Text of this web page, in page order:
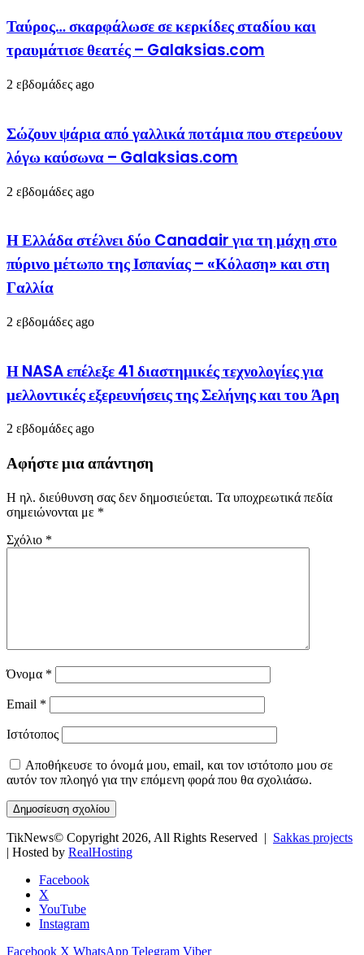
Ταύρος… σκαρφάλωσε σε κερκίδες σταδίου και
τραυμάτισε θεατές – Galaksias.com
2 εβδομάδες ago
Σώζουν ψάρια από γαλλικά ποτάμια που στερεύουν
λόγω καύσωνα – Galaksias.com
2 εβδομάδες ago
Η Ελλάδα στέλνει δύο Canadair για τη μάχη στο
πύρινο μέτωπο της Ισπανίας – «Κόλαση» και στη
Γαλλία
2 εβδομάδες ago
Η NASA επέλεξε 41 διαστημικές τεχνολογίες για
μελλοντικές εξερευνήσεις της Σελήνης και του Άρη
2 εβδομάδες ago
Αφήστε μια απάντηση
Η ηλ. διεύθυνση σας δεν δημοσιεύεται. Τα υποχρεωτικά πεδία
σημειώνονται με *
Σχόλιο *
Όνομα *
Email *
Ιστότοπος
Αποθήκευσε το όνομά μου, email, και τον ιστότοπο μου σε
αυτόν τον πλοηγό για την επόμενη φορά που θα σχολιάσω.
TikNews© Copyright 2026, All Rights Reserved | Sakkas projects
| Hosted by RealHosting
Facebook
X
YouTube
Instagram
Facebook X WhatsApp Telegram Viber